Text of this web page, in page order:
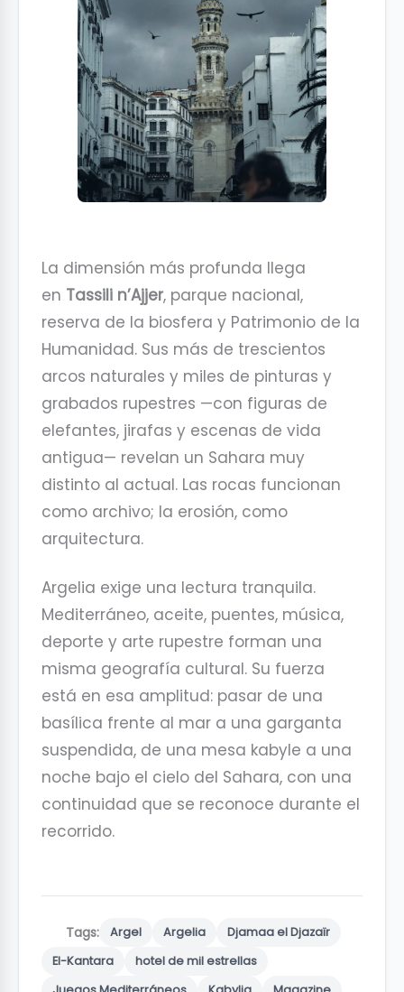
La dimensión más profunda llega
en Tassili n’Ajjer, parque nacional,
reserva de la biosfera y Patrimonio de la
Humanidad. Sus más de trescientos
arcos naturales y miles de pinturas y
grabados rupestres —con figuras de
elefantes, jirafas y escenas de vida
antigua— revelan un Sahara muy
distinto al actual. Las rocas funcionan
como archivo; la erosión, como
arquitectura.
Argelia exige una lectura tranquila.
Mediterráneo, aceite, puentes, música,
deporte y arte rupestre forman una
misma geografía cultural. Su fuerza
está en esa amplitud: pasar de una
basílica frente al mar a una garganta
suspendida, de una mesa kabyle a una
noche bajo el cielo del Sahara, con una
continuidad que se reconoce durante el
recorrido.
Tags: Argel Argelia
Djamaa el Djazaïr
El-Kantara
hotel de mil estrellas